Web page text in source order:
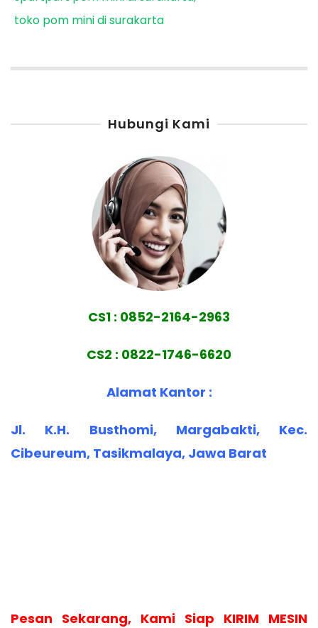
toko pom mini di surakarta
Hubungi Kami
CS1 : 0852-2164-2963
CS2 : 0822-1746-6620
Alamat Kantor :
Jl. K.H. Busthomi, Margabakti, Kec.
Cibeureum, Tasikmalaya, Jawa Barat
Pesan Sekarang, Kami Siap KIRIM MESIN